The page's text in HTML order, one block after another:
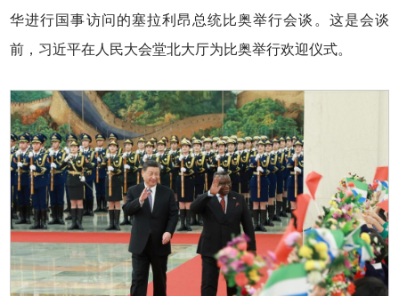
华进行国事访问的塞拉利昂总统比奥举行会谈。这是会谈
前，习近平在人民大会堂北大厅为比奥举行欢迎仪式。